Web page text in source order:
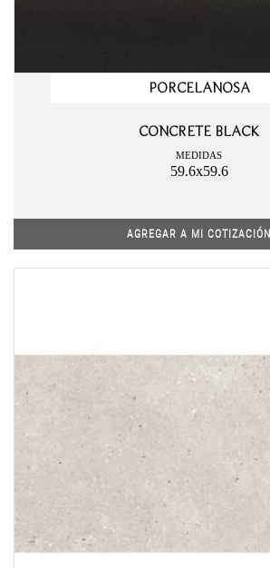
PORCELANOSA
CONCRETE BLACK
MEDIDAS
59.6x59.6
AGREGAR A MI COTIZACIÓN